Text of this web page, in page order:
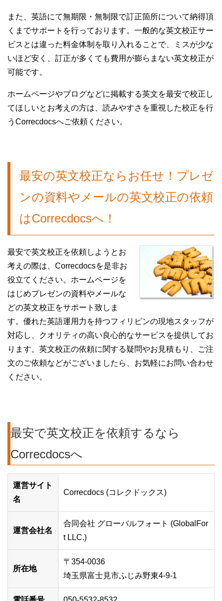
また、英語にて無期限・無制限で訂正箇所について納得頂
くまでサポートを行っております。一般的な英文校正サー
ビスとは違った料金体制を取り入れることで、ミスが少な
いほど安く、訂正が多くても費用が膨らまない英文校正が
可能です。
ホームページやブログなどに掲載する英文を最安で校正し
てほしいとお考えの方は、読みやすさを重視した校正を行
うCorrecdocsへご依頼ください。
最安の英文校正ならお任せ！プレゼ
ンの資料やメールの英文校正の依頼
はCorrecdocsへ！
最安で英文校正を依頼しようとお
考えの際は、Correcdocsを是非お
役立てください。ホームページを
はじめプレゼンの資料やメールな
どの英文校正をサポート致しま
す。優れた英語運用力を持つフィリピンの現地スタッフが
対応し、クオリティの高い良心的なサービスを提供してお
ります。英文校正の依頼に関する疑問やお見積もり、ご注
文のご依頼などがございましたら、お気軽にお問い合わせ
ください。
最安で英文校正を依頼するなら
Correcdocsへ
運営サイト
名
Correcdocs (コレクドックス)
運営会社名
合同会社 グローバルフォート (GlobalFor
t LLC.)
所在地
〒354-0036
埼玉県富士見市ふじみ野東4-9-1